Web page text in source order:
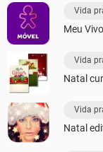
Vida
Meu
Vida
Natal
Vida
Natal